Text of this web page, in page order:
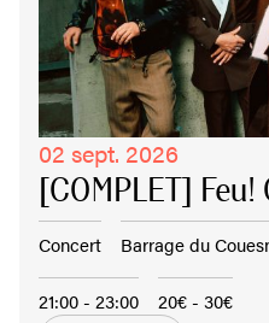
02 sept. 2026
[COMPLET]
Concert Barrage du
21:00 - 23:00
20€ - 30€